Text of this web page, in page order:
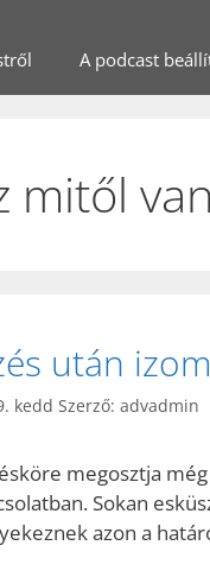
A podcast
mitől van
után
kedd Szerző: advadmin
megosztja
Sokan
azon a